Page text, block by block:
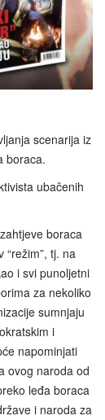
scenarija iz
boraca.
ubačenih
boraca
tj. na
i svi punoljetni
za nekoliko
sumnjaju
i
napominjati
ovog naroda od
leđa boraca
i naroda za